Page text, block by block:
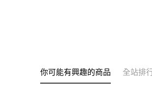
你可能有興趣的商品 全站排